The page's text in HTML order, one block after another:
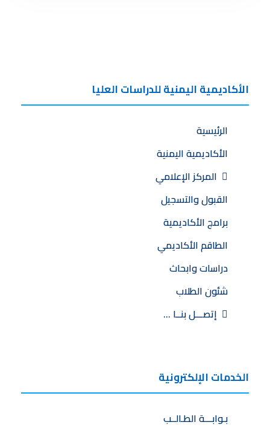
الأكاديمية اليمنية للدراسات العليا
الرئيسية
الأكاديمية اليمنية
المركز الإعلامي
القبول والتسجيل
برامج الأكاديمية
الطاقم الأكاديمي
دراسات وابحاث
شئون الطلاب
إتصـــل بنــا …
الخدمات الإلكترونية
بـوابـــة الطـالــب